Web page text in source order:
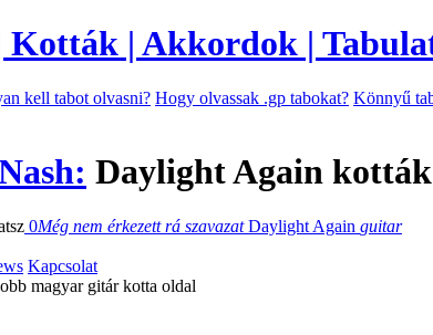
kell tabot olvasni? Hogy olvassak .gp tabokat? Könnyű
Daylight Again kották
0Még nem érkezett rá szavazatDaylight Again guitar
Kapcsolat
magyar gitár kotta oldal